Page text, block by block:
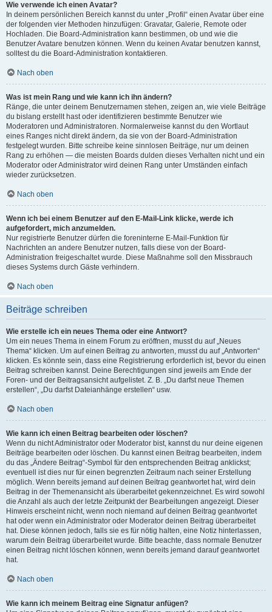
Wie verwende ich einen Avatar?
In deinem persönlichen Bereich kannst du unter „Profil“ einen Avatar über eine
der folgenden vier Methoden hinzufügen: Gravatar, Galerie, Remote oder
Hochladen. Die Board-Administration kann bestimmen, ob und wie die
Benutzer Avatare benutzen können. Wenn du keinen Avatar benutzen kannst,
solltest du die Board-Administration kontaktieren.
Nach oben
Was ist mein Rang und wie kann ich ihn ändern?
Ränge, die unter deinem Benutzernamen stehen, zeigen an, wie viele Beiträge
du bislang erstellt hast oder identifizieren bestimmte Benutzer wie
Moderatoren und Administratoren. Normalerweise kannst du den Wortlaut
eines Ranges nicht direkt ändern, da sie von der Board-Administration
festgelegt wurden. Bitte schreibe keine sinnlosen Beiträge, nur um deinen
Rang zu erhöhen — die meisten Boards dulden dieses Verhalten nicht und ein
Moderator oder Administrator wird deinen Rang unter Umständen einfach
wieder zurücksetzen.
Nach oben
Wenn ich bei einem Benutzer auf den E-Mail-Link klicke, werde ich
aufgefordert, mich anzumelden.
Nur registrierte Benutzer dürfen die foreninterne E-Mail-Funktion für
Nachrichten an andere Benutzer nutzen, falls diese von der Board-
Administration freigeschaltet wurde. Diese Maßnahme soll den Missbrauch
dieses Systems durch Gäste verhindern.
Nach oben
Beiträge schreiben
Wie erstelle ich ein neues Thema oder eine Antwort?
Um ein neues Thema in einem Forum zu eröffnen, musst du auf „Neues
Thema“ klicken. Um auf einen Beitrag zu antworten, musst du auf „Antworten“
klicken. Es könnte sein, dass eine Registrierung erforderlich ist, bevor du einen
Beitrag schreiben kannst. Deine Berechtigungen sind jeweils am Ende der
Foren- und der Beitragsansicht aufgelistet. Z. B. „Du darfst neue Themen
erstellen“, „Du darfst Dateianhänge erstellen“ usw.
Nach oben
Wie kann ich einen Beitrag bearbeiten oder löschen?
Wenn du nicht Administrator oder Moderator bist, kannst du nur deine eigenen
Beiträge bearbeiten oder löschen. Du kannst einen Beitrag bearbeiten, indem
du das „Ändere Beitrag“-Symbol für den entsprechenden Beitrag anklickst;
eventuell ist dies nur für einen begrenzten Zeitraum nach seiner Erstellung
möglich. Wenn bereits jemand auf deinen Beitrag geantwortet hat, wird dein
Beitrag in der Themenansicht als überarbeitet gekennzeichnet. Es wird sowohl
die Anzahl als auch der letzte Zeitpunkt der Bearbeitungen angezeigt. Dieser
Hinweis erscheint nicht, wenn noch niemand auf deinen Beitrag geantwortet
hat oder wenn ein Administrator oder Moderator deinen Beitrag überarbeitet
hat. Diese können jedoch, falls sie es für nötig halten, eine Notiz hinterlassen,
warum dein Beitrag überarbeitet wurde. Bitte beachte, dass normale Benutzer
einen Beitrag nicht löschen können, wenn bereits jemand darauf geantwortet
hat.
Nach oben
Wie kann ich meinem Beitrag eine Signatur anfügen?